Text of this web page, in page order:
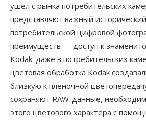
ушёл с рынка потребительских
представляют важный
потребительской цифровой
преимуществ — доступ к
Kodak: даже в потребительских
цветовая обработка Kodak
близкую к плёночной
сохраняют RAW-данные,
этого цветового характера с